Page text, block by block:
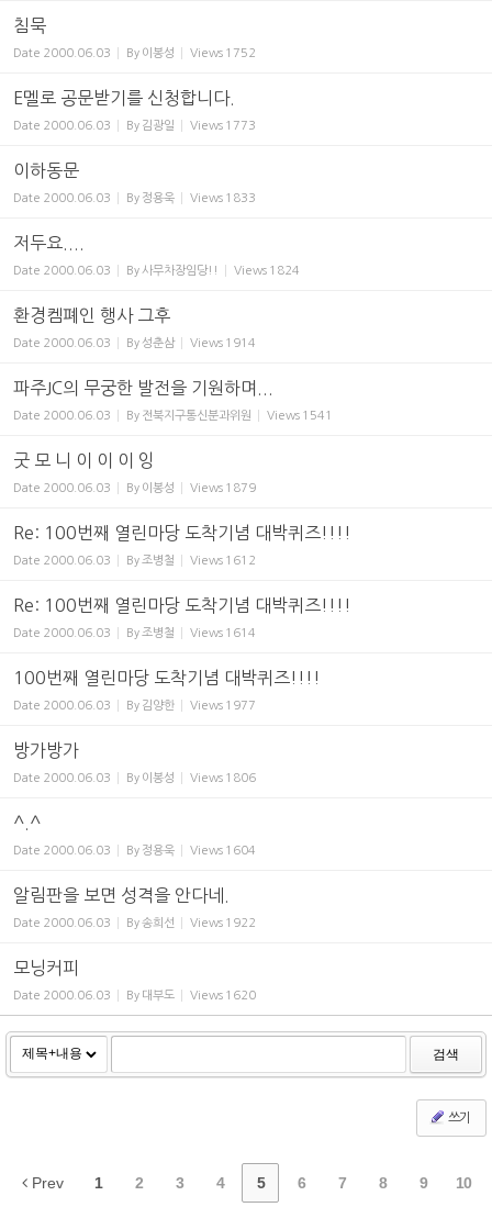
침묵
Date 2000.06.03 By 이봉성 Views 1752
E멜로 공문받기를 신청합니다.
Date 2000.06.03 By 김광일 Views 1773
이하동문
Date 2000.06.03 By 정용욱 Views 1833
저두요....
Date 2000.06.03 By사무차장임당!! Views 1824
환경켐폐인 행사 그후
Date 2000.06.03 By 성춘삼 Views 1914
파주JC의 무궁한 발전을 기원하며...
Date 2000.06.03 By 전북지구통신분과위원 Views 1541
굿 모 니 이 이 이 잉
Date 2000.06.03 By 이봉성 Views 1879
Re: 100번째 열린마당 도착기념 대박퀴즈!!!!
Date 2000.06.03 By조병철 Views 1612
Re: 100번째 열린마당 도착기념 대박퀴즈!!!!
Date 2000.06.03 By조병철 Views 1614
100번째 열린마당 도착기념 대박퀴즈!!!!
Date 2000.06.03 By 김양한 Views 1977
방가방가
Date 2000.06.03 By 이봉성 Views 1806
^.^
Date 2000.06.03 By 정용욱 Views 1604
알림판을 보면 성격을 안다네.
Date 2000.06.03 By송희선 Views 1922
모닝커피
Date 2000.06.03 By 대부도 Views 1620
검색
쓰기
Prev 1 2 3 4 5 6 7 8 9 10